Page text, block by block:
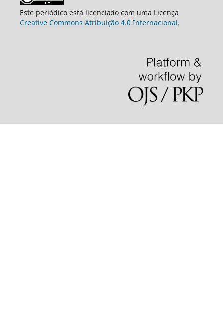
Este periódico está licenciado com uma Licença
Creative Commons Atribuição 4.0 Internacional.